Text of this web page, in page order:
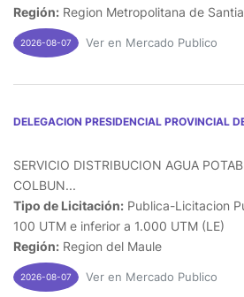
Región: Region Metropolitana de
2026-08-07 Ver en Mercado Publico
DELEGACION PRESIDENCIAL PROVINCIAL
SERVICIO DISTRIBUCION AGUA
COLBUN...
Tipo de Licitación: Publica-Licitacion
100 UTM e inferior a 1.000 UTM (LE)
Región: Region del Maule
2026-08-07 Ver en Mercado Publico